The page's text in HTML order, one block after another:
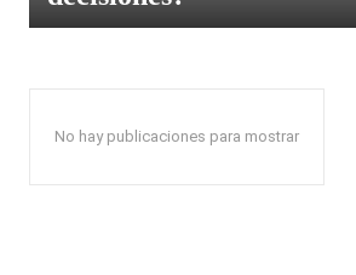
No hay publicaciones para mostrar